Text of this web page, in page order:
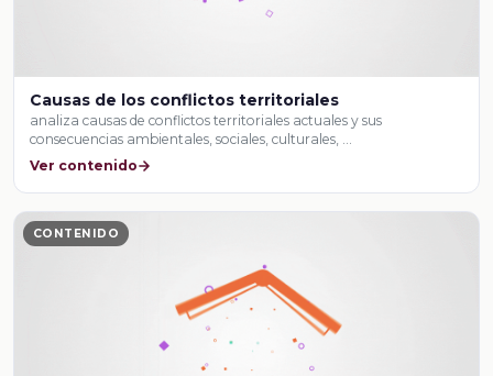
Causas de los conflictos territoriales
analiza causas de conflictos territoriales actuales y sus
consecuencias ambientales, sociales, culturales, …
Ver contenido
CONTENIDO